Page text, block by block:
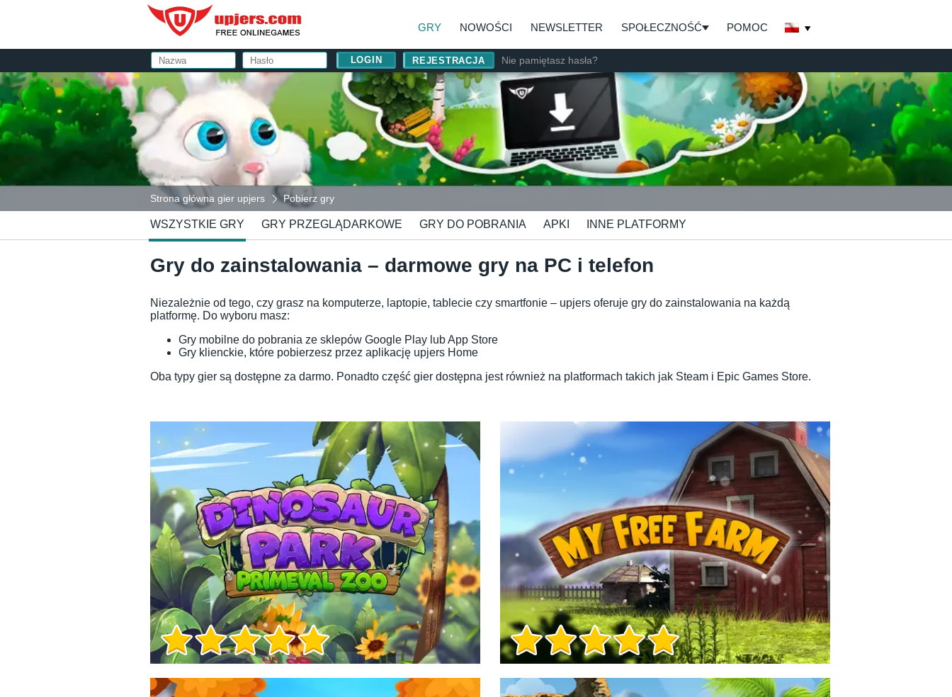
GRY NOWOŚCI NEWSLETTER SPOŁECZNOŚĆ POMOC
REJESTRACJA Nie pamiętasz hasła?
Strona główna gier upjers Pobierz gry
WSZYSTKIE GRY GRY PRZEGLĄDARKOWE GRY DO POBRANIA APKI INNE PLATFORMY
Gry do zainstalowania – darmowe gry na PC i telefon
Niezależnie od tego, czy grasz na komputerze, laptopie, tablecie czy smartfonie – upjers oferuje gry do zainstalowania na każdą
platformę. Do wyboru masz:
Gry mobilne do pobrania ze sklepów Google Play lub App Store
Gry klienckie, które pobierzesz przez aplikację upjers Home
Oba typy gier są dostępne za darmo. Ponadto część gier dostępna jest również na platformach takich jak Steam i Epic Games Store.